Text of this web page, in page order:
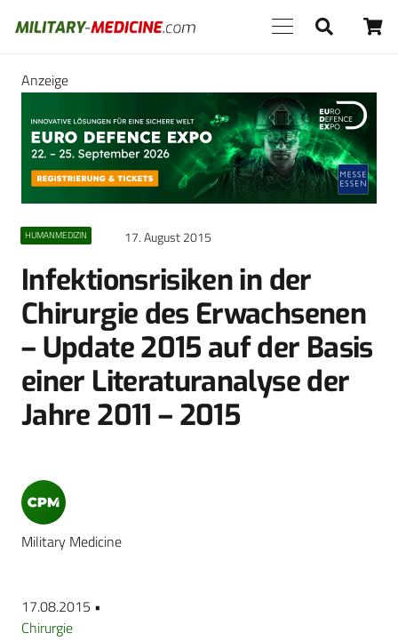
Anzeige
HUMANMEDIZIN 17. August 2015
Infektionsrisiken in der
Chirurgie des Erwachsenen
– Update 2015 auf der Basis
einer Literaturanalyse der
Jahre 2011 – 2015
Military Medicine
17.08.2015 •
Chirurgie